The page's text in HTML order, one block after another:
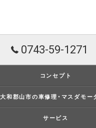
0743-59-1271
コンセプト
サービス